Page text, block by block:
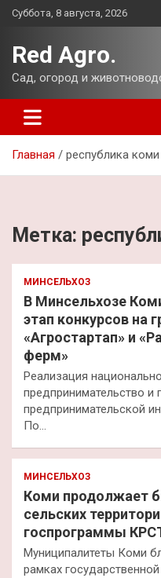
Перейти
Суббота, 8 августа, 2026
Red Agro.
Сад, огород и
Главная республика коми
Метка:
МИНСЕЛЬХОЗ
В Минсельхозе
этап конкурсов на
«Агростартап» и
ферм»
Реализация
предпринимательство
предпринимательской
По…
МИНСЕЛЬХОЗ
Коми продолжает
сельских
госпрограммы
Муниципалитеты Коми
рамках